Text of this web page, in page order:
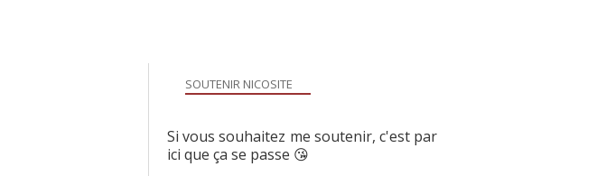
SOUTENIR NICOSITE
Si vous souhaitez me soutenir, c'est par
ici que ça se passe 😘